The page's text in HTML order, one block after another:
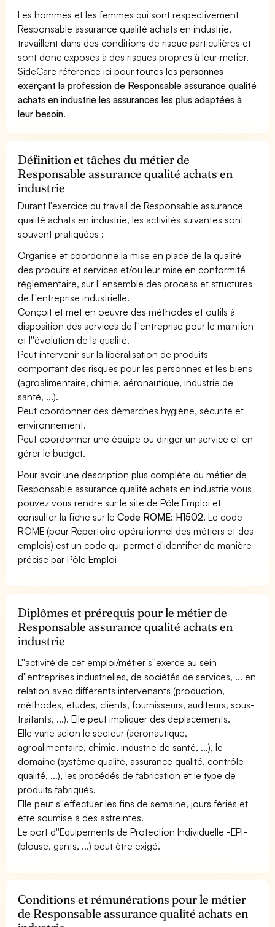
Les hommes et les femmes qui sont respectivement
Responsable assurance qualité achats en industrie,
travaillent dans des conditions de risque particulières et
sont donc exposés à des risques propres à leur métier.
SideCare référence ici pour toutes lespersonnes
exerçant la profession de Responsable assurance qualité
achats en industrie les assurances les plus adaptées à
leur besoin.
Définition et tâches du métier de
Responsable assurance qualité achats en
industrie
Durant l'exercice du travail de Responsable assurance
qualité achats en industrie, les activités suivantes sont
souvent pratiquées :
Organise et coordonne la mise en place de la qualité
des produits et services et/ou leur mise en conformité
réglementaire, sur l''ensemble des process et structures
de l''entreprise industrielle.
Conçoit et met en oeuvre des méthodes et outils à
disposition des services de l''entreprise pour le maintien
et l''évolution de la qualité.
Peut intervenir sur la libéralisation de produits
comportant des risques pour les personnes et les biens
(agroalimentaire, chimie, aéronautique, industrie de
santé, ...).
Peut coordonner des démarches hygiène, sécurité et
environnement.
Peut coordonner une équipe ou diriger un service et en
gérer le budget.
Pour avoir une description plus complète du métier de
Responsable assurance qualité achats en industrie vous
pouvez vous rendre sur le site de Pôle Emploi et
consulter la fiche sur leCode ROME: H1502. Le code
ROME (pour Répertoire opérationnel des métiers et des
emplois) est un code qui permet d'identifier de manière
précise par Pôle Emploi
Diplômes et prérequis pour le métier de
Responsable assurance qualité achats en
industrie
L''activité de cet emploi/métier s''exerce au sein
d''entreprises industrielles, de sociétés de services, ... en
relation avec différents intervenants (production,
méthodes, études, clients, fournisseurs, auditeurs, sous-
traitants, ...). Elle peut impliquer des déplacements.
Elle varie selon le secteur (aéronautique,
agroalimentaire, chimie, industrie de santé, ...), le
domaine (système qualité, assurance qualité, contrôle
qualité, ...), les procédés de fabrication et le type de
produits fabriqués.
Elle peut s''effectuer les fins de semaine, jours fériés et
être soumise à des astreintes.
Le port d''Equipements de Protection Individuelle -EPI-
(blouse, gants, ...) peut être exigé.
Conditions et rémunérations pour le métier
de Responsable assurance qualité achats en